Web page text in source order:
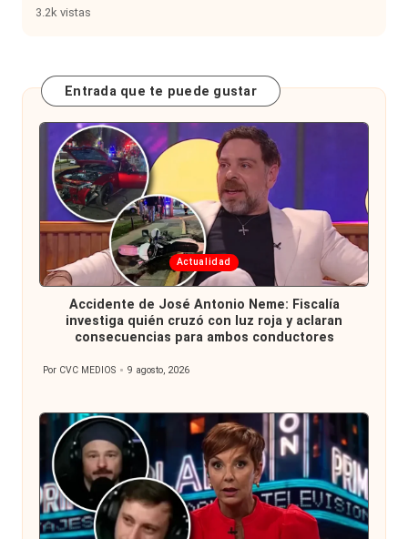
3.2k vistas
Entrada que te puede gustar
Publicada
en
Actualidad
Accidente de José Antonio Neme: Fiscalía
investiga quién cruzó con luz roja y aclaran
consecuencias para ambos conductores
Publicado
Por CVC MEDIOS 9 agosto, 2026